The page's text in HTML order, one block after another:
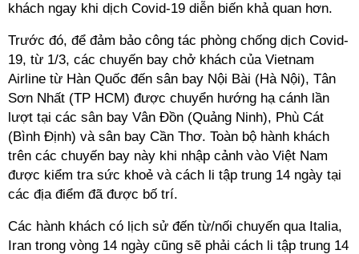
khách ngay khi dịch Covid-19 diễn biến khả quan hơn.
Trước đó, để đảm bảo công tác phòng chống dịch Covid-
19, từ 1/3, các chuyến bay chở khách của Vietnam
Airline từ Hàn Quốc đến sân bay Nội Bài (Hà Nội), Tân
Sơn Nhất (TP HCM) được chuyển hướng hạ cánh lần
lượt tại các sân bay Vân Đồn (Quảng Ninh), Phù Cát
(Bình Định) và sân bay Cần Thơ. Toàn bộ hành khách
trên các chuyến bay này khi nhập cảnh vào Việt Nam
được kiểm tra sức khoẻ và cách li tập trung 14 ngày tại
các địa điểm đã được bố trí.
Các hành khách có lịch sử đến từ/nối chuyến qua Italia,
Iran trong vòng 14 ngày cũng sẽ phải cách li tập trung 14